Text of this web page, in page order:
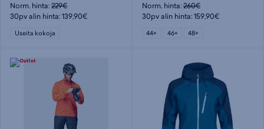
Norm. hinta:229€
30pv alin hinta: 139,90€
Useita kokoja
Norm. hinta:260€
30pv alin hinta: 159,90€
44+ 46+ 48+